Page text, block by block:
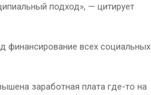
подход», — цитирует
финансирование всех социальных
заработная плата где-то на